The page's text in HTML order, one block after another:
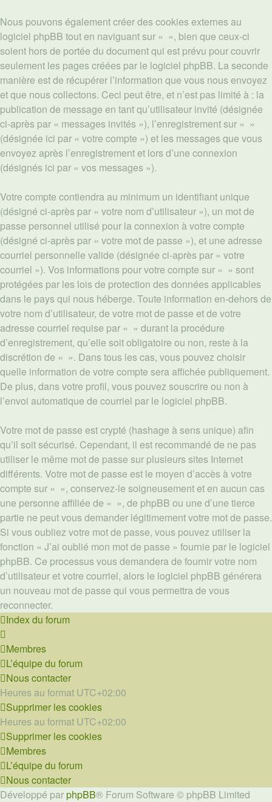
Nous pouvons également créer des cookies externes au
logiciel phpBB tout en naviguant sur « », bien que ceux-ci
soient hors de portée du document qui est prévu pour couvrir
seulement les pages créées par le logiciel phpBB. La seconde
manière est de récupérer l’information que vous nous envoyez
et que nous collectons. Ceci peut être, et n’est pas limité à : la
publication de message en tant qu’utilisateur invité (désignée
ci-après par « messages invités »), l’enregistrement sur « »
(désignée ici par « votre compte ») et les messages que vous
envoyez après l’enregistrement et lors d’une connexion
(désignés ici par « vos messages »).
Votre compte contiendra au minimum un identifiant unique
(désigné ci-après par « votre nom d’utilisateur »), un mot de
passe personnel utilisé pour la connexion à votre compte
(désigné ci-après par « votre mot de passe »), et une adresse
courriel personnelle valide (désignée ci-après par « votre
courriel »). Vos informations pour votre compte sur « » sont
protégées par les lois de protection des données applicables
dans le pays qui nous héberge. Toute information en-dehors de
votre nom d’utilisateur, de votre mot de passe et de votre
adresse courriel requise par « » durant la procédure
d’enregistrement, qu’elle soit obligatoire ou non, reste à la
discrétion de « ». Dans tous les cas, vous pouvez choisir
quelle information de votre compte sera affichée publiquement.
De plus, dans votre profil, vous pouvez souscrire ou non à
l’envoi automatique de courriel par le logiciel phpBB.
Votre mot de passe est crypté (hashage à sens unique) afin
qu’il soit sécurisé. Cependant, il est recommandé de ne pas
utiliser le même mot de passe sur plusieurs sites Internet
différents. Votre mot de passe est le moyen d’accès à votre
compte sur « », conservez-le soigneusement et en aucun cas
une personne affiliée de « », de phpBB ou une d’une tierce
partie ne peut vous demander légitimement votre mot de passe.
Si vous oubliez votre mot de passe, vous pouvez utiliser la
fonction « J’ai oublié mon mot de passe » fournie par le logiciel
phpBB. Ce processus vous demandera de fournir votre nom
d’utilisateur et votre courriel, alors le logiciel phpBB générera
un nouveau mot de passe qui vous permettra de vous
reconnecter.
Index du forum
Membres
L’équipe du forum
Nous contacter
Heures au format UTC+02:00
Supprimer les cookies
Heures au format UTC+02:00
Supprimer les cookies
Membres
L’équipe du forum
Nous contacter
Développé parphpBB® Forum Software © phpBB Limited